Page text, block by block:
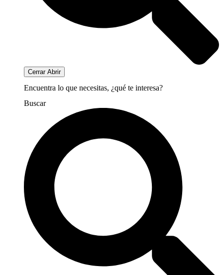
Cerrar Abrir
Encuentra lo que necesitas, ¿qué te interesa?
Buscar